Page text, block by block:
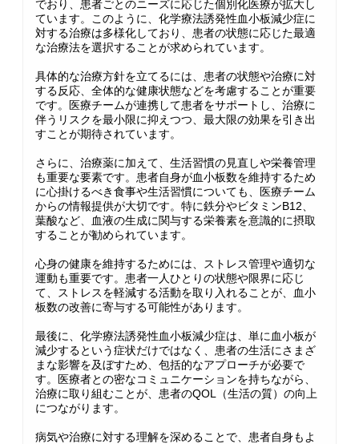
でおり、患者ごとのニーズに応じた個別化医療が拡大し
ています。このように、化学療法誘発性血小板減少症に
対する治療は多様化しており、患者の状態に応じた最適
な治療法を選択することが求められています。
具体的な治療方針を立てるには、患者の状態や治療に対
する反応、全体的な健康状態などを考慮することが重要
です。医療チームが連携して患者をサポートし、治療に
伴うリスクを最小限に抑えつつ、最大限の効果を引き出
すことが期待されています。
さらに、治療薬に加えて、生活習慣の見直しや栄養管理
も重要な要素です。患者自身が血小板数を維持するため
に心掛けるべき食事や生活習慣についても、医療チーム
からの情報提供が大切です。特に鉄分やビタミンB12、
葉酸など、血液の生成に関与する栄養素を意識的に摂取
することが勧められています。
心身の健康を維持するためには、ストレス管理や適切な
運動も重要です。患者一人ひとりの状態や限界に応じ
て、ストレスを軽減する活動を取り入れることが、血小
板数の改善に寄与する可能性があります。
最後に、化学療法誘発性血小板減少症は、単に血小板が
減少するという症状だけではなく、患者の生活にさまざ
まな影響を及ぼすため、包括的なアプローチが必要で
す。医療者との密なコミュニケーションを持ちながら、
治療に取り組むことが、患者のQOL（生活の質）の向上
につながります。
病気や治療に対する理解を深めることで、患者自身もよ